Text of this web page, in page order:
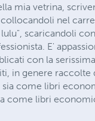
mia vetrina,
nel
scaricandoli
E'
con la
in genere
come libri
come libri